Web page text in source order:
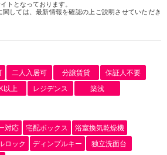
トとなっております。
しては、最新情報を確認の上ご説明させていただき
二人入居可 分譲賃貸
保証人不要
以上 レジデンス 築浅
対応 宅配ボックス
浴室換気乾燥機
ロック ディンプルキー
独立洗面台